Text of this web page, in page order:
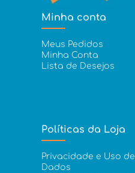
Minha conta
Meus Pedidos
Minha Conta
Lista de Desejos
Políticas da Loja
Privacidade e Uso de
Dados